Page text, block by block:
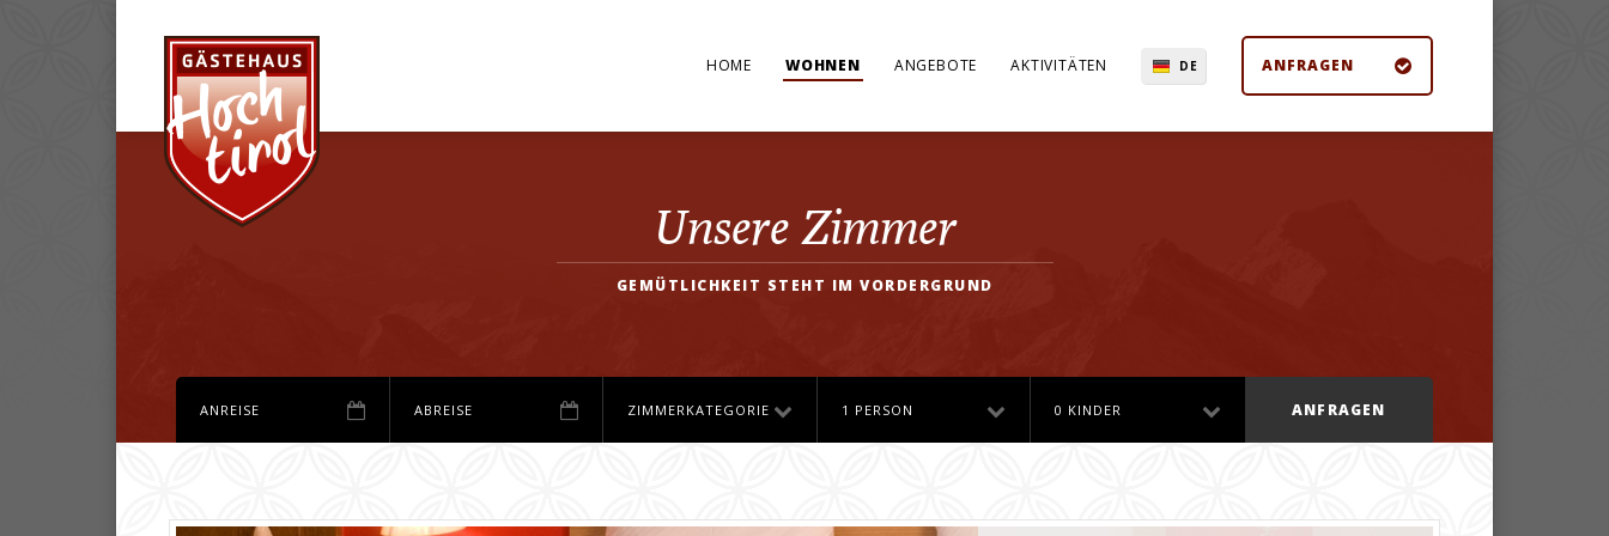
HOME WOHNEN ANGEBOTE AKTIVITÄTEN DE ANFRAGEN
Unsere Zimmer
GEMÜTLICHKEIT STEHT IM VORDERGRUND
ZIMMERKATEGORIE 1 PERSON 0 KINDER ANFRAGEN